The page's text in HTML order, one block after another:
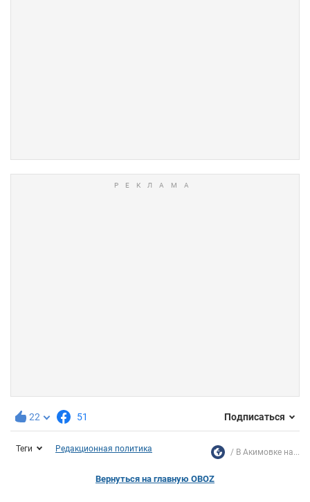
22 51 Подписаться
Теги Редакционная политика В Акимовке на...
Вернуться на главную OBOZ